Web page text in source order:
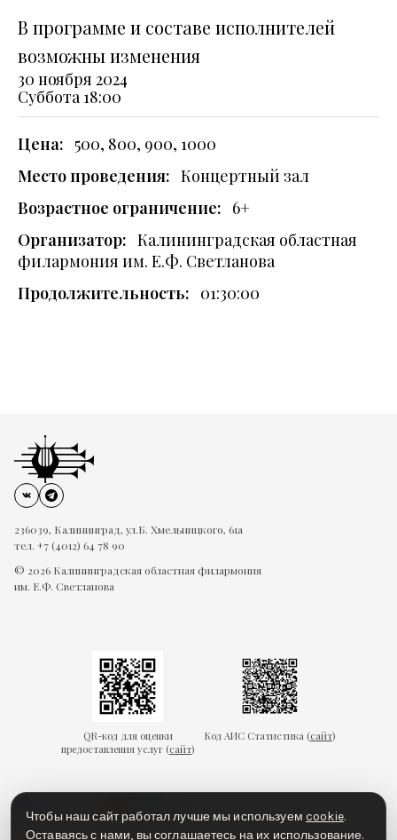
В программе и составе исполнителей
возможны изменения
30 ноября 2024
Суббота 18:00
Цена: 500, 800, 900, 1000
Место проведения: Концертный зал
Возрастное ограничение: 6+
Организатор: Калининградская областная
филармония им. Е.Ф. Светланова
Продолжительность: 01:30:00
236039, Калининград, ул.Б. Хмельницкого, 61а
тел. +7 (4012) 64 78 90
© 2026 Калининградская областная филармония
им. Е.Ф. Светланова
QR-код для оценки
предоставления услуг (сайт)
Код АИС Статистика (сайт)
Чтобы наш сайт работал лучше мы используемcookie.
Оставаясь с нами, вы соглашаетесь на их использование.